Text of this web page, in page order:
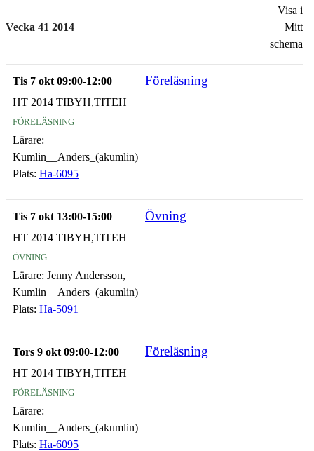
Vecka 41 2014
Visa i
Mitt
schema
Tis 7 okt 09:00-12:00 Föreläsning
HT 2014 TIBYH,TITEH
föreläsning
Lärare:
Kumlin__Anders_(akumlin)
Plats: Ha-6095
Tis 7 okt 13:00-15:00 Övning
HT 2014 TIBYH,TITEH
övning
Lärare: Jenny Andersson,
Kumlin__Anders_(akumlin)
Plats: Ha-5091
Tors 9 okt 09:00-12:00 Föreläsning
HT 2014 TIBYH,TITEH
föreläsning
Lärare:
Kumlin__Anders_(akumlin)
Plats: Ha-6095